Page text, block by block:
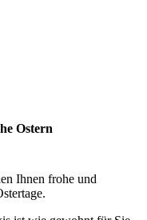
Ostern
Ihnen frohe und